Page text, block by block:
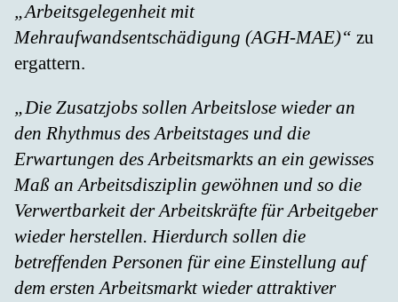
„Arbeitsgelegenheit mit
Mehraufwandsentschädigung (AGH-MAE)“ zu
ergattern.
„Die Zusatzjobs sollen Arbeitslose wieder an
den Rhythmus des Arbeitstages und die
Erwartungen des Arbeitsmarkts an ein gewisses
Maß an Arbeitsdisziplin gewöhnen und so die
Verwertbarkeit der Arbeitskräfte für Arbeitgeber
wieder herstellen. Hierdurch sollen die
betreffenden Personen für eine Einstellung auf
dem ersten Arbeitsmarkt wieder attraktiver